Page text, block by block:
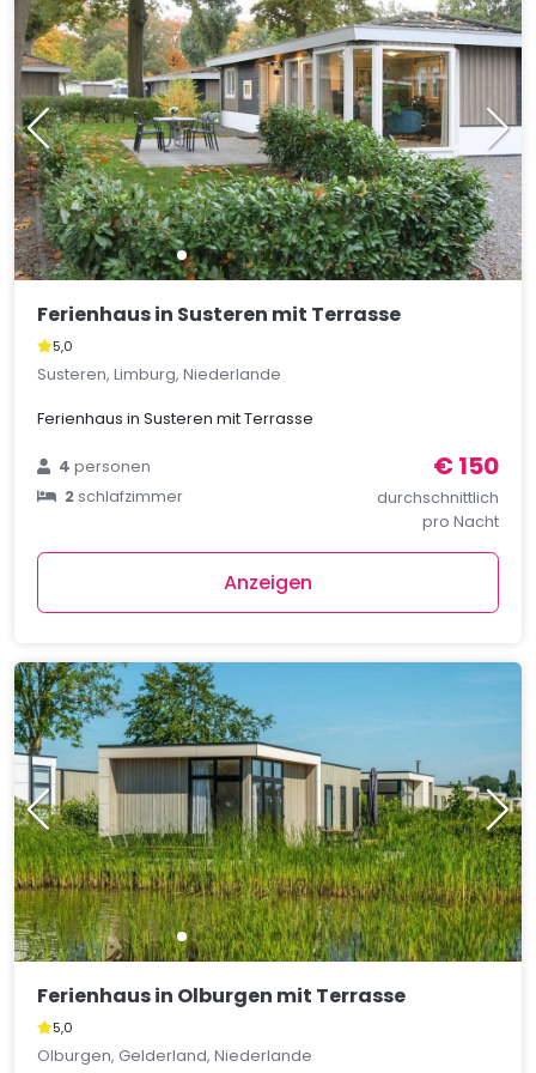
Ferienhaus in Susteren mit Terrasse
5,0
Susteren, Limburg, Niederlande
Ferienhaus in Susteren mit Terrasse
4personen
2schlafzimmer
€ 150
durchschnittlich
pro Nacht
Anzeigen
Ferienhaus in Olburgen mit Terrasse
5,0
Olburgen, Gelderland, Niederlande